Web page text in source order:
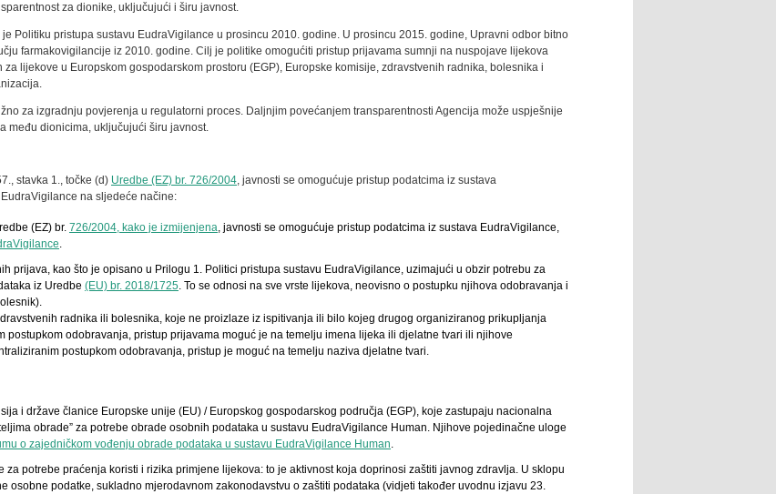
za dionike, uključujući i širu javnost.
Politiku pristupa sustavu EudraVigilance u prosincu 2010. godine. U prosincu 2015. godine, Upravni odbor bitno
farmakovigilancije iz 2010. godine. Cilj je politike omogućiti pristup prijavama sumnji na nuspojave lijekova
lijekove u Europskom gospodarskom prostoru (EGP), Europske komisije, zdravstvenih radnika, bolesnika i
za izgradnju povjerenja u regulatorni proces. Daljnjim povećanjem transparentnosti Agencija može uspješnije
među dionicima, uključujući širu javnost.
stavka 1., točke (d) Uredbe (EZ) br. 726/2004, javnosti se omogućuje pristup podatcima iz sustava
na sljedeće načine:
(EZ) br. 726/2004, kako je izmijenjena, javnosti se omogućuje pristup podatcima iz sustava EudraVigilance,
.
prijava, kao što je opisano u Prilogu 1. Politici pristupa sustavu EudraVigilance, uzimajući u obzir potrebu za
iz Uredbe (EU) br. 2018/1725. To se odnosi na sve vrste lijekova, neovisno o postupku njihova odobravanja i
radnika ili bolesnika, koje ne proizlaze iz ispitivanja ili bilo kojeg drugog organiziranog prikupljanja
postupkom odobravanja, pristup prijavama moguć je na temelju imena lijeka ili djelatne tvari ili njihove
postupkom odobravanja, pristup je moguć na temelju naziva djelatne tvari.
i države članice Europske unije (EU) / Europskog gospodarskog područja (EGP), koje zastupaju nacionalna
obrade” za potrebe obrade osobnih podataka u sustavu EudraVigilance Human. Njihove pojedinačne uloge
o zajedničkom vođenju obrade podataka u sustavu EudraVigilance Human.
za potrebe praćenja koristi i rizika primjene lijekova: to je aktivnost koja doprinosi zaštiti javnog zdravlja. U sklopu
osobne podatke, sukladno mjerodavnom zakonodavstvu o zaštiti podataka (vidjeti također uvodnu izjavu 23.